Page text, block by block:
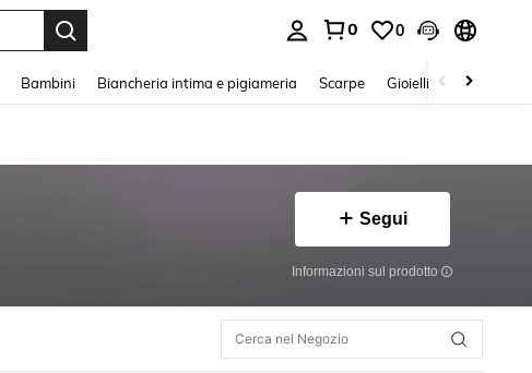
0 0
Bambini Biancheria intima e pigiameria Scarpe Gioielli E Accessori
Segui
Informazioni sul prodotto